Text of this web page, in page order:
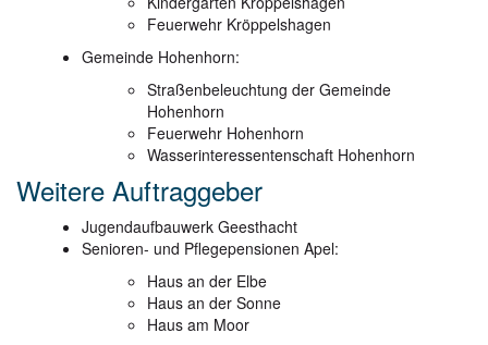
Feuerwehr Kröppelshagen
Gemeinde Hohenhorn:
Straßenbeleuchtung der Gemeinde
Hohenhorn
Feuerwehr Hohenhorn
Wasserinteressentenschaft Hohenhorn
Weitere Auftraggeber
Jugendaufbauwerk Geesthacht
Senioren- und Pflegepensionen Apel:
Haus an der Elbe
Haus an der Sonne
Haus am Moor